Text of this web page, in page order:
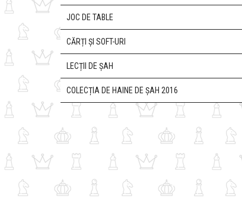
JOC DE TABLE
CĂRȚI ȘI SOFT-URI
LECȚII DE ȘAH
COLECȚIA DE HAINE DE ȘAH 2016